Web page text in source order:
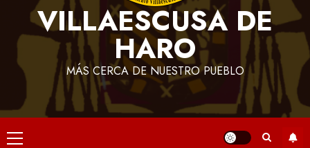
VILLAESCUSA DE
HARO
MÁS CERCA DE NUESTRO PUEBLO
Menú